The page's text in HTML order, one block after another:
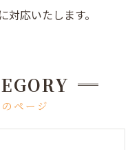
応いたします。
ページ